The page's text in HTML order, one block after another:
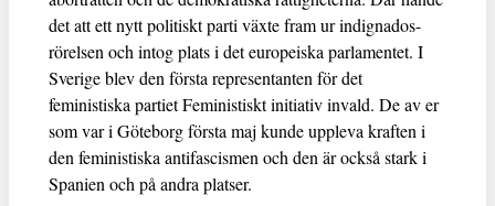
det att ett nytt politiskt parti växte fram ur indignados-
rörelsen och intog plats i det europeiska parlamentet. I
Sverige blev den första representanten för det
feministiska partiet Feministiskt initiativ invald. De av er
som var i Göteborg första maj kunde uppleva kraften i
den feministiska antifascismen och den är också stark i
Spanien och på andra platser.